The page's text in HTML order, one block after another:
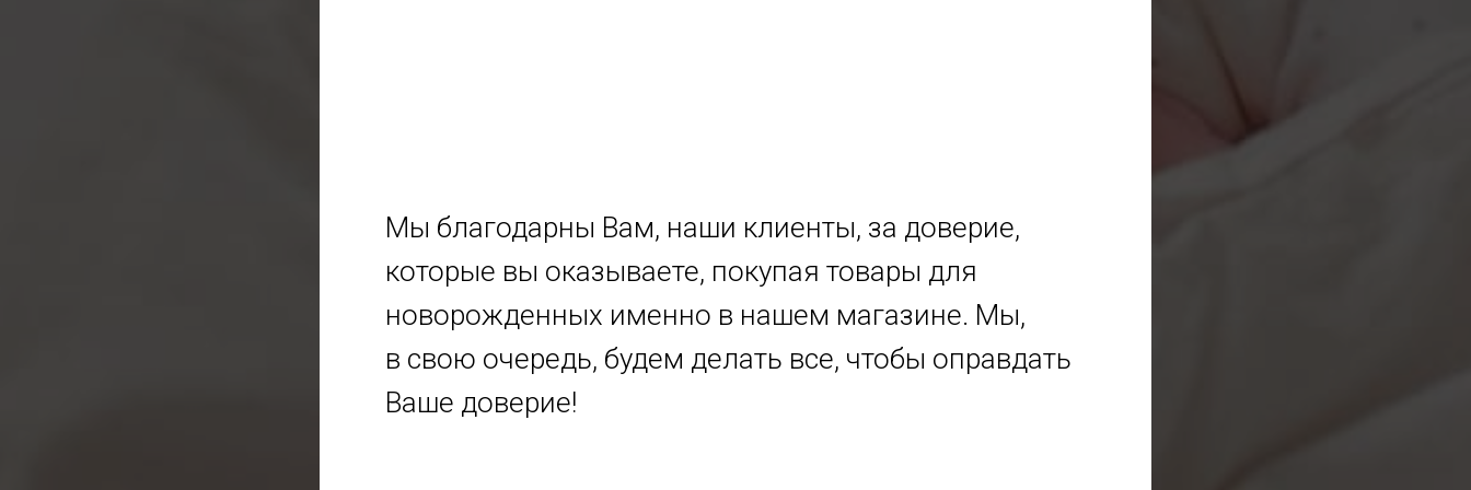
Мы благодарны Вам, наши клиенты, за доверие,
которые вы оказываете, покупая товары для
новорожденных именно в нашем магазине. Мы,
в свою очередь, будем делать все, чтобы оправдать
Ваше доверие!